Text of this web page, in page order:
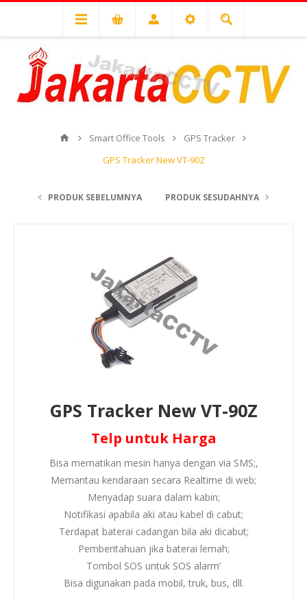
Smart Office Tools
GPS Tracker
GPS Tracker New VT-90Z
PRODUK SEBELUMNYA PRODUK SESUDAHNYA
GPS Tracker New VT-90Z
Telp untuk Harga
Bisa mematikan mesin hanya dengan via SMS;,
Memantau kendaraan secara Realtime di web;
Menyadap suara dalam kabin;
Notifikasi apabila aki atau kabel di cabut;
Terdapat baterai cadangan bila aki dicabut;
Pemberitahuan jika baterai lemah;
Tombol SOS untuk SOS alarm’
Bisa digunakan pada mobil, truk, bus, dll.